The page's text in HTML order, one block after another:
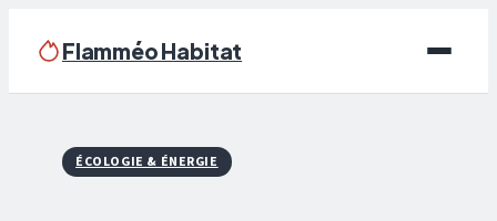
Flamméo Habitat
Écologie & Énergie
ÉCOLOGIE & ÉNERGIE